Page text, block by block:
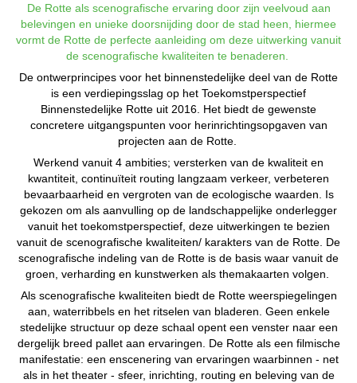
De Rotte als scenografische ervaring door zijn veelvoud aan
belevingen en unieke doorsnijding door de stad heen, hiermee
vormt de Rotte de perfecte aanleiding om deze uitwerking vanuit
de scenografische kwaliteiten te benaderen.
De ontwerprincipes voor het binnenstedelijke deel van de Rotte
is een verdiepingsslag op het Toekomstperspectief
Binnenstedelijke Rotte uit 2016. Het biedt de gewenste
concretere uitgangspunten voor herinrichtingsopgaven van
projecten aan de Rotte.
Werkend vanuit 4 ambities; versterken van de kwaliteit en
kwantiteit, continuïteit routing langzaam verkeer, verbeteren
bevaarbaarheid en vergroten van de ecologische waarden. Is
gekozen om als aanvulling op de landschappelijke onderlegger
vanuit het toekomstperspectief, deze uitwerkingen te bezien
vanuit de scenografische kwaliteiten/ karakters van de Rotte. De
scenografische indeling van de Rotte is de basis waar vanuit de
groen, verharding en kunstwerken als themakaarten volgen.
Als scenografische kwaliteiten biedt de Rotte weerspiegelingen
aan, waterribbels en het ritselen van bladeren. Geen enkele
stedelijke structuur op deze schaal opent een venster naar een
dergelijk breed pallet aan ervaringen. De Rotte als een filmische
manifestatie: een enscenering van ervaringen waarbinnen - net
als in het theater - sfeer, inrichting, routing en beleving van de